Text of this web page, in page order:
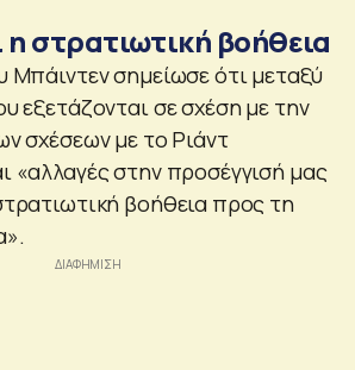
η στρατιωτική βοήθεια
σημείωσε ότι μεταξύ
εξετάζονται σε σχέση με την
σχέσεων με το Ριάντ
«αλλαγές στην προσέγγισή μας
βοήθεια προς τη